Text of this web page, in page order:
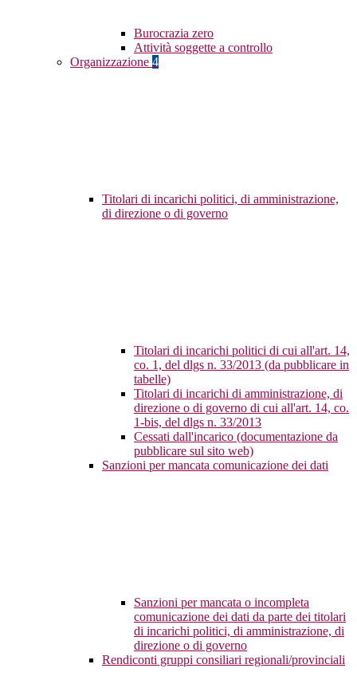
Burocrazia zero
Attività soggette a controllo
Organizzazione 4
Titolari di incarichi politici, di amministrazione,
di direzione o di governo
Titolari di incarichi politici di cui all'art. 14,
co. 1, del dlgs n. 33/2013 (da pubblicare in
tabelle)
Titolari di incarichi di amministrazione, di
direzione o di governo di cui all'art. 14, co.
1-bis, del dlgs n. 33/2013
Cessati dall'incarico (documentazione da
pubblicare sul sito web)
Sanzioni per mancata comunicazione dei dati
Sanzioni per mancata o incompleta
comunicazione dei dati da parte dei titolari
di incarichi politici, di amministrazione, di
direzione o di governo
Rendiconti gruppi consiliari regionali/provinciali